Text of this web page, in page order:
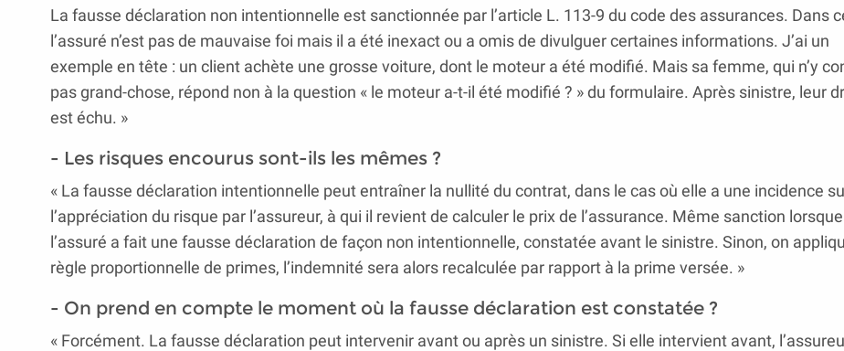
La fausse déclaration non intentionnelle est sanctionnée par l’article L. 113-9 du code des assurances. Dans
l’assuré n’est pas de mauvaise foi mais il a été inexact ou a omis de divulguer certaines informations. J’ai un
exemple en tête : un client achète une grosse voiture, dont le moteur a été modifié. Mais sa femme, qui n’y
pas grand-chose, répond non à la question « le moteur a-t-il été modifié ? » du formulaire. Après sinistre, leur
est échu. »
- Les risques encourus sont-ils les mêmes ?
« La fausse déclaration intentionnelle peut entraîner la nullité du contrat, dans le cas où elle a une incidence
l’appréciation du risque par l’assureur, à qui il revient de calculer le prix de l’assurance. Même sanction lorsque
l’assuré a fait une fausse déclaration de façon non intentionnelle, constatée avant le sinistre. Sinon, on
règle proportionnelle de primes, l’indemnité sera alors recalculée par rapport à la prime versée. »
- On prend en compte le moment où la fausse déclaration est constatée ?
« Forcément. La fausse déclaration peut intervenir avant ou après un sinistre. Si elle intervient avant,